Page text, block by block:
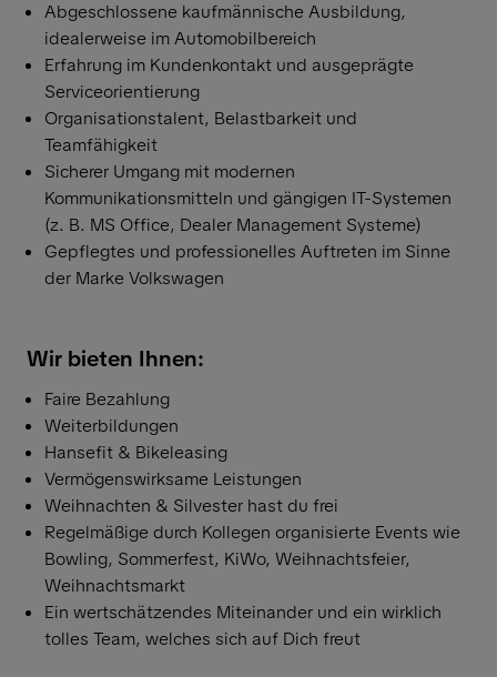
Abgeschlossene kaufmännische Ausbildung,
idealerweise im Automobilbereich
Erfahrung im Kundenkontakt und ausgeprägte
Serviceorientierung
Organisationstalent, Belastbarkeit und
Teamfähigkeit
Sicherer Umgang mit modernen
Kommunikationsmitteln und gängigen IT-Systemen
(z. B. MS Office, Dealer Management Systeme)
Gepflegtes und professionelles Auftreten im Sinne
der Marke Volkswagen
Wir bieten Ihnen:
Faire Bezahlung
Weiterbildungen
Hansefit & Bikeleasing
Vermögenswirksame Leistungen
Weihnachten & Silvester hast du frei
Regelmäßige durch Kollegen organisierte Events wie
Bowling, Sommerfest, KiWo, Weihnachtsfeier,
Weihnachtsmarkt
Ein wertschätzendes Miteinander und ein wirklich
tolles Team, welches sich auf Dich freut